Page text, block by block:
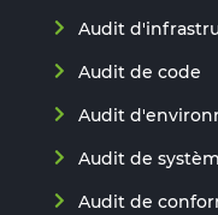
Audit
Audit de code
Audit
Audit de
Audit de